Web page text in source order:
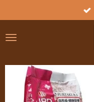
direct
naar